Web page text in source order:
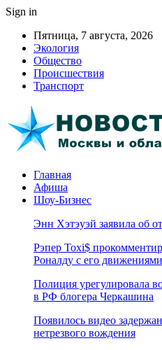
Sign in
Пятница, 7 августа, 2026
Экология
Общество
Происшествия
Транспорт
Главная
Афиша
Шоу-Бизнес
Энн Хэтэуэй заявила об
Рэпер Toxi$
Роналду с его движениями
Полиция урегулировала
в РФ блогера Черкашина
Появилось видео
нетрезвого вождения